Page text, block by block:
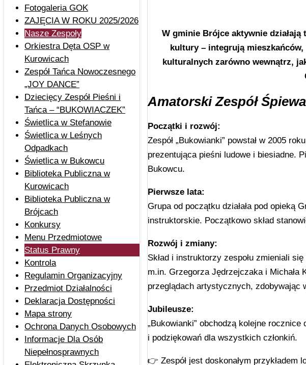
Fotogaleria GOK
ZAJĘCIA W ROKU 2025/2026
Nasze Zespoły
Orkiestra Dęta OSP w
Kurowicach
Zespół Tańca Nowoczesnego
„JOY DANCE”
Dziecięcy Zespół Pieśni i
Tańca – “BUKOWIACZEK”
Świetlica w Stefanowie
Świetlica w Leśnych
Odpadkach
Świetlica w Bukowcu
Biblioteka Publiczna w
Kurowicach
Biblioteka Publiczna w
Brójcach
Konkursy
Menu Przedmiotowe
Status Prawny
Kontrola
Regulamin Organizacyjny
Przedmiot Działalności
Deklaracja Dostępności
Mapa strony
Ochrona Danych Osobowych
Informacje Dla Osób
Niepełnosprawnych
W gminie Brójce aktywnie
kultury – integrują
kulturalnych zarówno wewnątrz,
Amatorski Zespół
Początki i rozwój:
Zespół „Bukowianki” powstał w 2005
prezentująca pieśni ludowe i biesiadne.
Bukowcu.
Pierwsze lata:
Grupa od początku działała pod opieką
instruktorskie. Początkowo skład
Rozwój i zmiany:
Skład i instruktorzy zespołu zmieniali
m.in. Grzegorza Jędrzejczaka i
przeglądach artystycznych, zdobywając
Jubileusze:
„Bukowianki” obchodzą kolejne
i podziękowań dla wszystkich członkiń.
👉 Zespół jest doskonałym przykładem